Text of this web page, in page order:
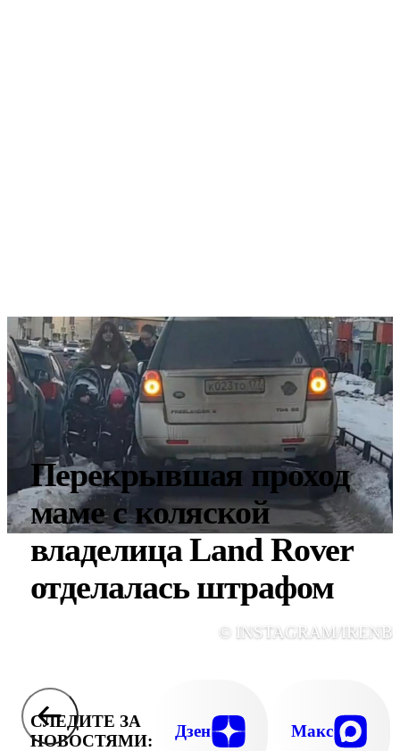
Перекрывшая проход
маме с коляской
владелица Land Rover
отделалась штрафом
© INSTAGRAM/
СЛЕДИТЕ ЗА
НОВОСТЯМИ:
Дзен Макс